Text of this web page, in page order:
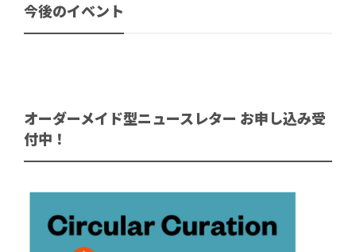
今後のイベント
オーダーメイド型ニュースレター お申し込み受
付中！